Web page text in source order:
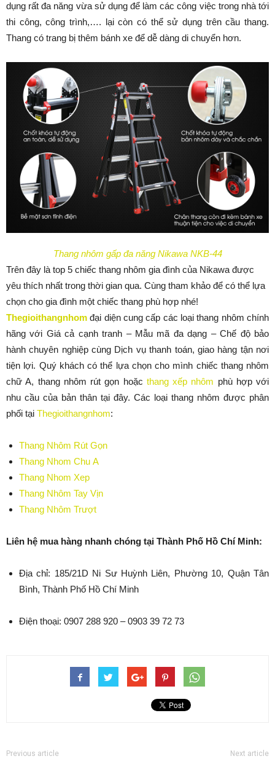
dụng rất đa năng vừa sử dụng để làm các công việc trong nhà tới
thi công, công trình,…. lại còn có thể sử dụng trên cầu thang.
Thang có trang bị thêm bánh xe để dễ dàng di chuyển hơn.
Thang nhôm gấp đa năng Nikawa NKB-44
Trên đây là top 5 chiếc thang nhôm gia đình của Nikawa được
yêu thích nhất trong thời gian qua. Cùng tham khảo để có thể lựa
chọn cho gia đình một chiếc thang phù hợp nhé!
Thegioithangnhom đại diện cung cấp các loại thang nhôm chính
hãng với Giá cả cạnh tranh – Mẫu mã đa dạng – Chế độ bảo
hành chuyên nghiệp cùng Dịch vụ thanh toán, giao hàng tận nơi
tiện lợi. Quý khách có thể lựa chọn cho mình chiếc thang nhôm
chữ A, thang nhôm rút gọn hoặc thang xếp nhôm phù hợp với
nhu cầu của bản thân tại đây. Các loại thang nhôm được phân
phối tại Thegioithangnhom:
Thang Nhôm Rút Gọn
Thang Nhom Chu A
Thang Nhom Xep
Thang Nhôm Tay Vịn
Thang Nhôm Trượt
Liên hệ mua hàng nhanh chóng tại Thành Phố Hồ Chí Minh:
Địa chỉ: 185/21D Ni Sư Huỳnh Liên, Phường 10, Quận Tân
Bình, Thành Phố Hồ Chí Minh
Điện thoại: 0907 288 920 – 0903 39 72 73
Previous article Next article